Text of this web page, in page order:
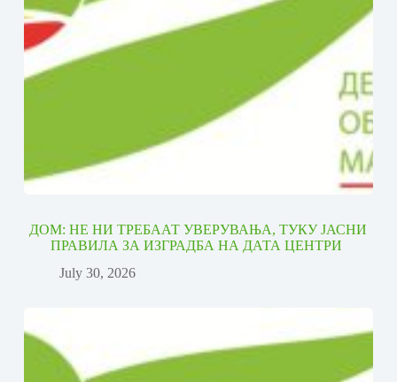
ДОМ: НЕ НИ ТРЕБААТ УВЕРУВАЊА, ТУКУ ЈАСНИ
ПРАВИЛА ЗА ИЗГРАДБА НА ДАТА ЦЕНТРИ
July 30, 2026